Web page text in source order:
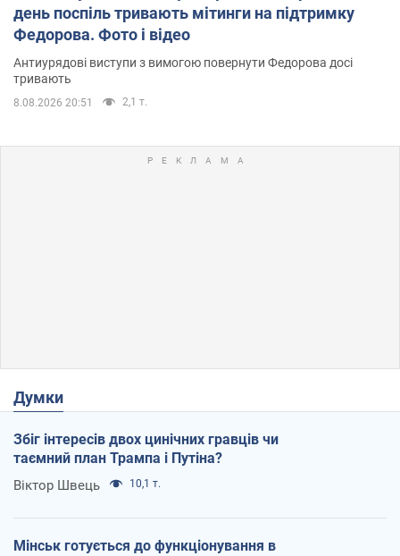
день поспіль тривають мітинги на підтримку
Федорова. Фото і відео
Антиурядові виступи з вимогою повернути Федорова досі
тривають
8.08.2026 20:51 2,1 т.
Думки
Збіг інтересів двох цинічних гравців чи
таємний план Трампа і Путіна?
Віктор Швець 10,1 т.
Мінськ готується до функціонування в